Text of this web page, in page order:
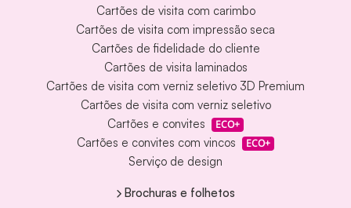
Cartões de visita com carimbo
Cartões de visita com impressão seca
Cartões de fidelidade do cliente
Cartões de visita laminados
Cartões de visita com verniz seletivo 3D Premium
Cartões de visita com verniz seletivo
Cartões e convites
ECO+
Cartões e convites com vincos ECO+
Serviço de design
Brochuras e folhetos